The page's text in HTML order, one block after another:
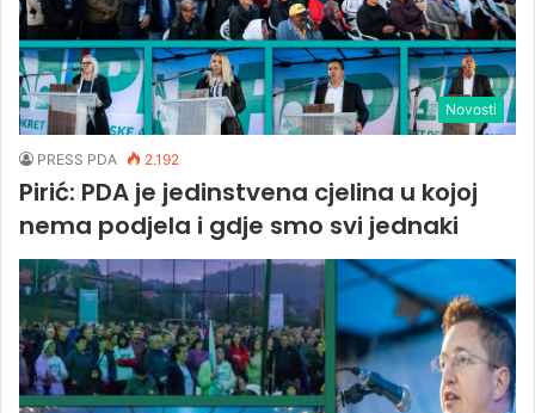
Novosti
PRESS PDA 2.192
Pirić: PDA je jedinstvena cjelina u kojoj
nema podjela i gdje smo svi jednaki